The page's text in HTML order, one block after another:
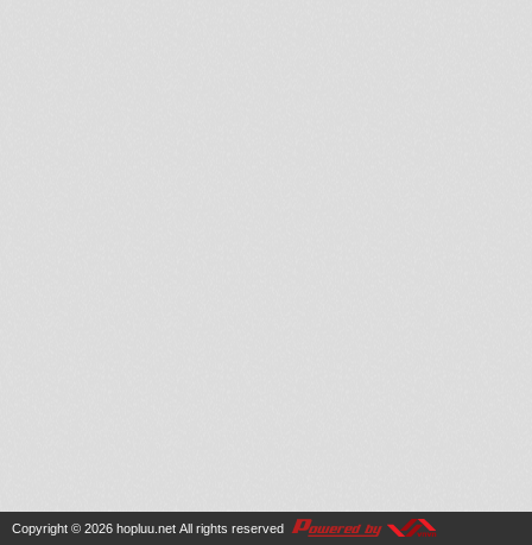
Copyright © 2026 hopluu.net All rights reserved